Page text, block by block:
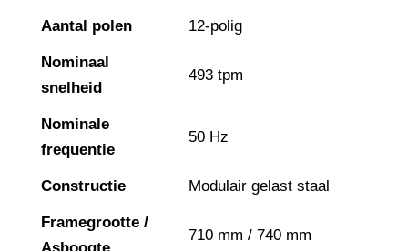
Aantal polen 12-polig
Nominaal
snelheid
493 tpm
Nominale
frequentie
50 Hz
Constructie Modulair gelast staal
Framegrootte /
710 mm / 740 mm